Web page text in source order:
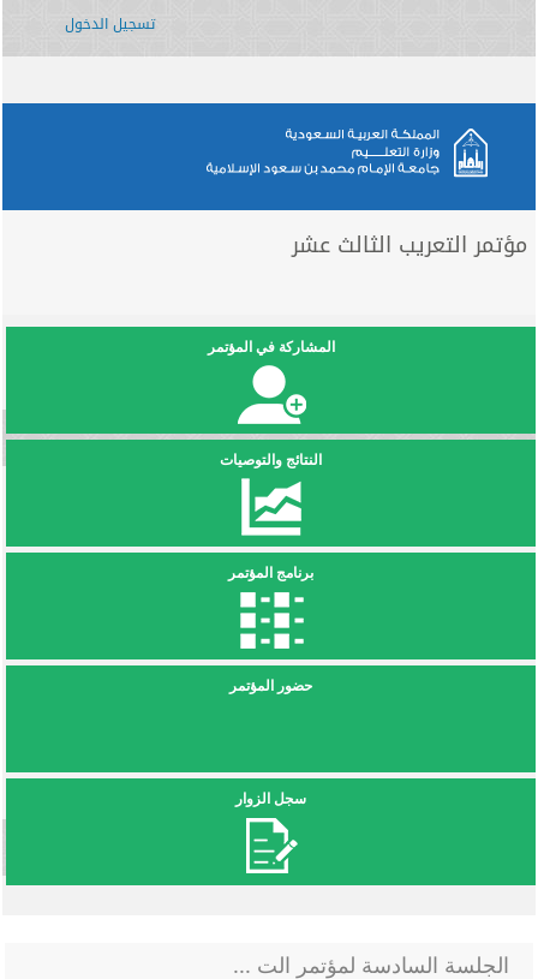
تسجيل الدخول
مؤتمر التعريب الثالث عشر
المشاركة في المؤتمر
النتائج والتوصيات
برنامج المؤتمر
حضور المؤتمر
سجل الزوار
الجلسة السادسة لمؤتمر الت ...